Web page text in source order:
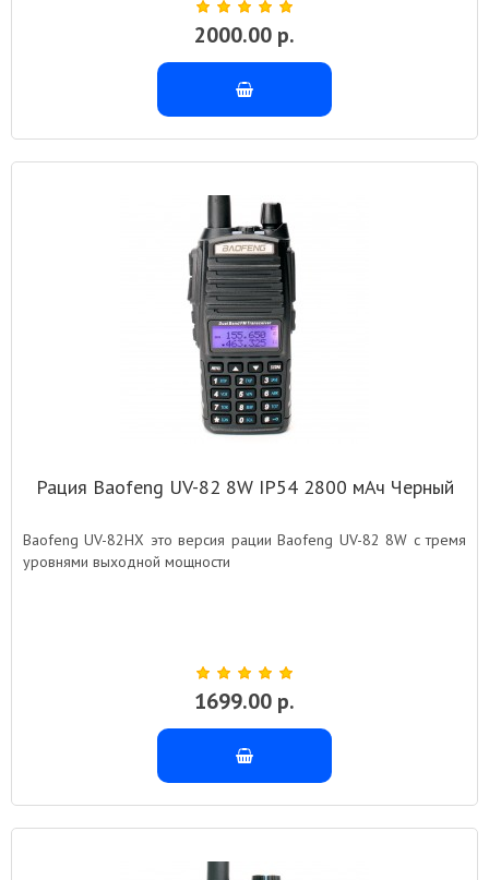
2000.00 р.
Рация Baofeng UV-82 8W IP54 2800 мАч Черный
Baofeng UV-82HX это версия рации Baofeng UV-82 8W с тремя
уровнями выходной мощности
1699.00 р.